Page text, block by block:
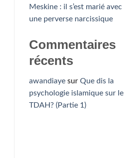
Meskine : il s’est marié avec
une perverse narcissique
Commentaires
récents
awandiayesur Que dis la
psychologie islamique sur le
TDAH? (Partie 1)